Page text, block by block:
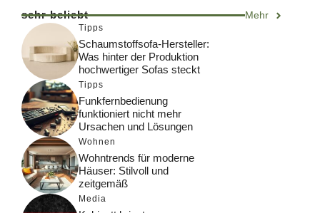
sehr beliebt Mehr
Tipps
Schaumstoffsofa-Hersteller:
Was hinter der Produktion
hochwertiger Sofas steckt
Tipps
Funkfernbedienung
funktioniert nicht mehr
Ursachen und Lösungen
Wohnen
Wohntrends für moderne
Häuser: Stilvoll und
zeitgemäß
Media